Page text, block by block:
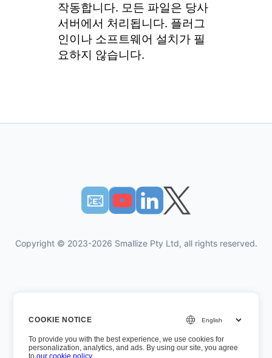
작동합니다. 모든 파일은 당사
서버에서 처리됩니다. 플러그
인이나 소프트웨어 설치가 필
요하지 않습니다.
📧︎
Copyright © 2023-2026 Smallize Pty Ltd, all rights reserved.
개인 정보 정책
경영진 액세스
COOKIE NOTICE
To provide you with the best experience, we use cookies for
personalization, analytics, and ads. By using our site, you agree
toour cookie policy.